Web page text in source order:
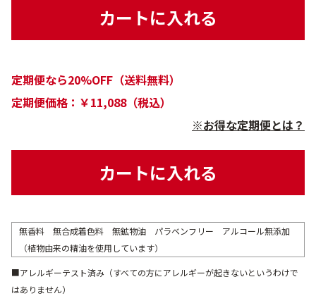
カートに入れる
定期便なら20%OFF（送料無料）
定期便価格：￥11,088（税込）
※お得な定期便とは？
カートに入れる
無香料 無合成着色料 無鉱物油 パラベンフリー アルコール無添加
（植物由来の精油を使用しています）
■アレルギーテスト済み（すべての方にアレルギーが起きないというわけで
はありません）